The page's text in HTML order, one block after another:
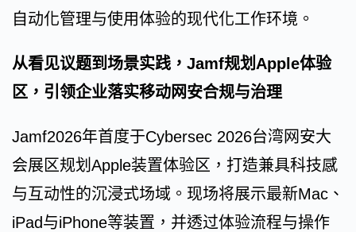
自动化管理与使用体验的现代化工作环境。
从看见议题到场景实践，Jamf规划Apple体验
区，引领企业落实移动网安合规与治理
Jamf2026年首度于Cybersec 2026台湾网安大
会展区规划Apple装置体验区，打造兼具科技感
与互动性的沉浸式场域。现场将展示最新Mac、
iPad与iPhone等装置，并透过体验流程与操作